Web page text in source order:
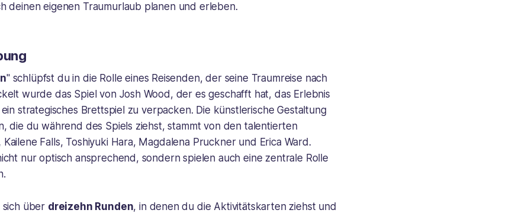
deinen eigenen Traumurlaub planen und erleben.
" schlüpfst du in die Rolle eines Reisenden, der seine Traumreise nach
wurde das Spiel von Josh Wood, der es geschafft hat, das Erlebnis
strategisches Brettspiel zu verpacken. Die künstlerische Gestaltung
die du während des Spiels ziehst, stammt von den talentierten
Kailene Falls, Toshiyuki Hara, Magdalena Pruckner und Erica Ward.
nur optisch ansprechend, sondern spielen auch eine zentrale Rolle
sich über dreizehn Runden, in denen du die Aktivitätskarten ziehst und